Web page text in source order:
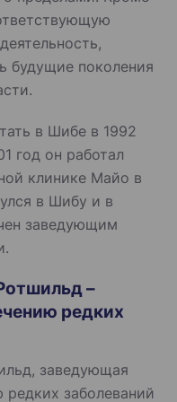
будущие поколения
в Шибе в 1992
год он работал
клинике Майо в
в Шибу и в
заведующим
–
редких
заведующая
заболеваний